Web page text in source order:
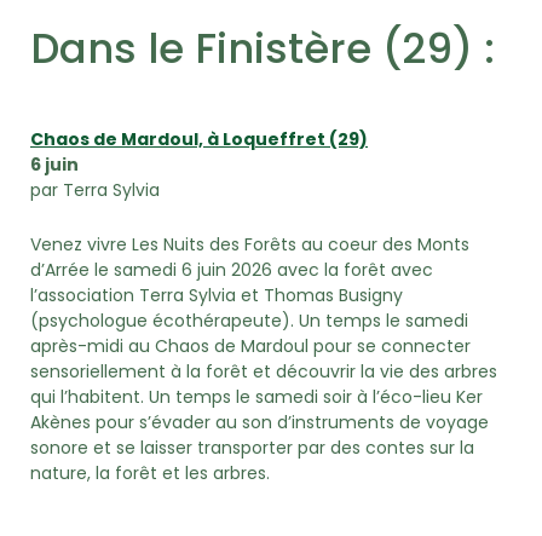
Dans le Finistère (29) :
Chaos de Mardoul, à Loqueffret (29)
6 juin
par Terra Sylvia
Venez vivre Les Nuits des Forêts au coeur des Monts
d’Arrée le samedi 6 juin 2026 avec la forêt avec
l’association Terra Sylvia et Thomas Busigny
(psychologue écothérapeute). Un temps le samedi
après-midi au Chaos de Mardoul pour se connecter
sensoriellement à la forêt et découvrir la vie des arbres
qui l’habitent. Un temps le samedi soir à l’éco-lieu Ker
Akènes pour s’évader au son d’instruments de voyage
sonore et se laisser transporter par des contes sur la
nature, la forêt et les arbres.